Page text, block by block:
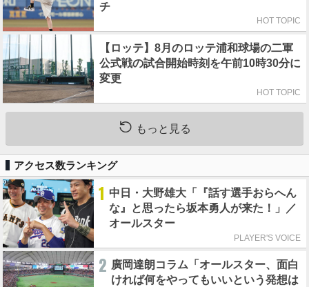
チ
HOT TOPIC
【ロッテ】8月のロッテ浦和球場の二軍
公式戦の試合開始時刻を午前10時30分に
変更
HOT TOPIC
もっと見る
アクセス数ランキング
1 中日・大野雄大「『話す選手おらへん
な』と思ったら坂本勇人が来た！」／
オールスター
PLAYER'S VOICE
2 廣岡達朗コラム「オールスター、面白
ければ何をやってもいいという発想は